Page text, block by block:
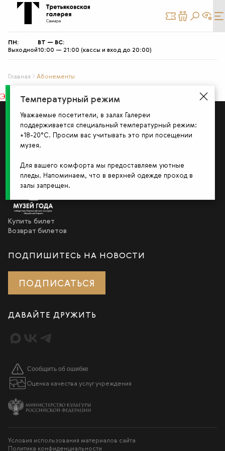
КУПИТЬ
СТАТЬ
ПН:
Выходной
ВТ — ВС:
10:00 — 21:00 (кассы и вход до 20:00)
Главная Абонементы
Элемент не найден!
Купить билет
Возврат билетов
ПОДПИШИТЕСЬ НА НОВОСТИ
ПОДПИСАТЬСЯ
ДАВАЙТЕ ДРУЖИТЬ
Сообщить об ошибке
Оценка качества услуг учреждения
Условия использования материалов сайта
Политика конфиденциальности
Температурный режим
Уважаемые посетители, в залах Галереи
поддерживается специальный температурный режим:
+18-20°С. Просим вас учитывать это при посещении
музея.
Для вашего комфорта мы предоставляем уютные
пледы. Напоминаем, что в верхней одежде проход в
залы запрещен.